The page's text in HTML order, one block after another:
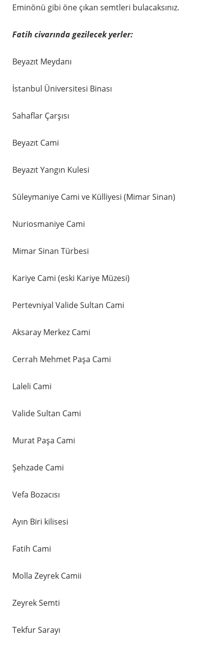
Eminönü gibi öne çıkan semtleri bulacaksınız.
Fatih civarında gezilecek yerler:
Beyazıt Meydanı
İstanbul Üniversitesi Binası
Sahaflar Çarşısı
Beyazıt Cami
Beyazıt Yangın Kulesi
Süleymaniye Cami ve Külliyesi (Mimar Sinan)
Nuriosmaniye Cami
Mimar Sinan Türbesi
Kariye Cami (eski Kariye Müzesi)
Pertevniyal Valide Sultan Cami
Aksaray Merkez Cami
Cerrah Mehmet Paşa Cami
Laleli Cami
Valide Sultan Cami
Murat Paşa Cami
Şehzade Cami
Vefa Bozacısı
Ayın Biri kilisesi
Fatih Cami
Molla Zeyrek Camii
Zeyrek Semti
Tekfur Sarayı